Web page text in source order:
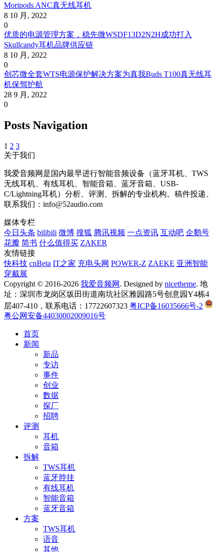
Moripods ANC真无线耳机
8 10 月, 2022
0
优质的电源管理方案，稳先微WSDF13D2N2H成功打入
Skullcandy耳机品牌供应链
8 10 月, 2022
0
创芯微全套WTS电源保护解决方案为真我Buds T100真无线耳
机保驾护航
28 9 月, 2022
0
Posts Navigation
1 2 3
关于我们
我爱音频网是国内最早进行智能音频设备（蓝牙耳机、TWS
无线耳机、有线耳机、智能音箱、蓝牙音箱、USB-
C/Lightning耳机）分析、评测、拆解的专业机构。稿件投递、
联系我们：info@52audio.com
媒体专栏
今日头条 bilibili 微博 搜狐 腾讯视频 一点资讯 互动吧 企鹅号
花瓣 简书 什么值得买 ZAKER
友情链接
快科技 cnBeta IT之家 充电头网 POWER-Z ZAEKE 亚洲智能
穿戴展
Copyright © 2016-2026 我爱音频网 . Designed by nicetheme. 地
址：深圳市龙岗区坂田街道南坑社区雅园路5号创意园Y4栋4
层407-410，联系电话：17722607323 粤ICP备16035666号-2
粤公网安备44030002009016号
首页
新闻
新品
专访
事件
创业
数据
探厂
招聘
评测
耳机
音箱
拆解
TWS耳机
蓝牙脖挂
有线耳机
智能音箱
蓝牙音箱
方案
TWS耳机
语音
其他